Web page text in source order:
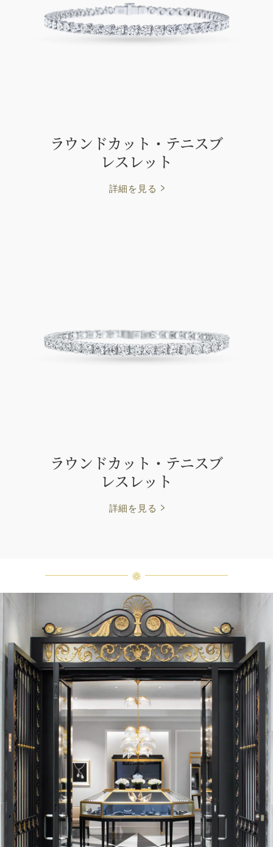
ラウンドカット・テニスブ
レスレット
詳細を見る
ラウンドカット・テニスブ
レスレット
詳細を見る